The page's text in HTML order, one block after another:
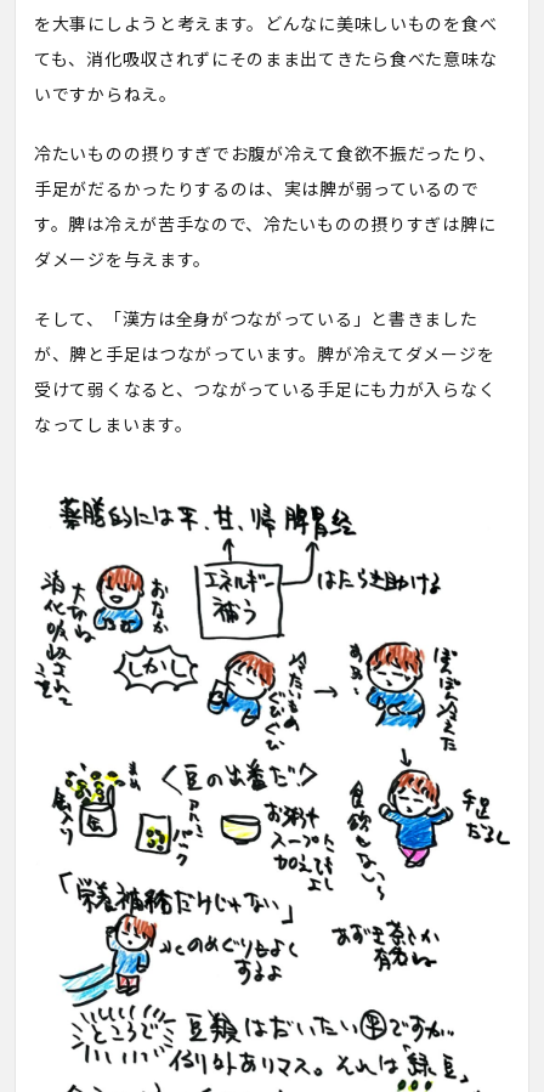
を大事にしようと考えます。どんなに美味しいものを食べ
ても、消化吸収されずにそのまま出てきたら食べた意味な
いですからねえ。
冷たいものの摂りすぎでお腹が冷えて食欲不振だったり、
手足がだるかったりするのは、実は脾が弱っているので
す。脾は冷えが苦手なので、冷たいものの摂りすぎは脾に
ダメージを与えます。
そして、「漢方は全身がつながっている」と書きました
が、脾と手足はつながっています。脾が冷えてダメージを
受けて弱くなると、つながっている手足にも力が入らなく
なってしまいます。